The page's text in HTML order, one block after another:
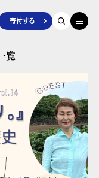
寄付する
覧